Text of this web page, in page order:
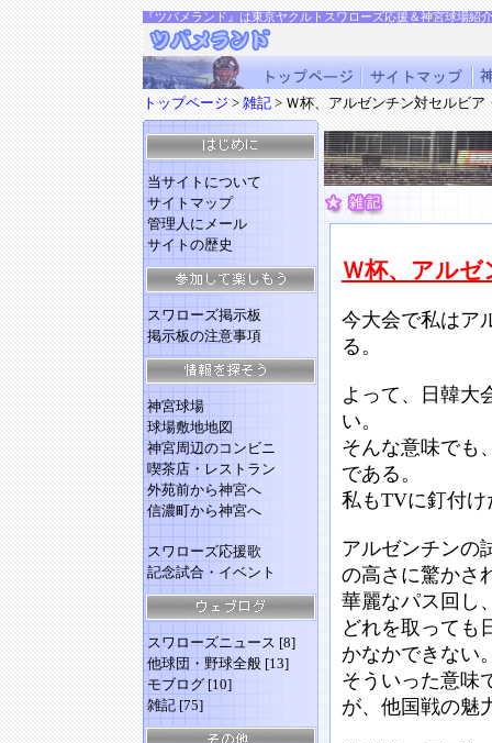
『ツバメランド』は東京ヤクルトスワローズ応援＆神宮球場紹
トップページ>雑記> Ｗ杯、アルゼンチン対セルビア
当サイトについて
サイトマップ
管理人にメール
サイトの歴史
スワローズ掲示板
掲示板の注意事項
神宮球場
球場敷地地図
神宮周辺のコンビニ
喫茶店・レストラン
外苑前から神宮へ
信濃町から神宮へ
スワローズ応援歌
記念試合・イベント
スワローズニュース [8]
他球団・野球全般 [13]
モブログ [10]
雑記 [75]
Ｗ杯、アル
今大会で私はア
る。
よって、日韓大
い。
そんな意味でも
である。
私もTVに釘付け
アルゼンチンの
の高さに驚かさ
華麗なパス回し
どれを取っても
かなかできない
そういった意味
が、他国戦の魅